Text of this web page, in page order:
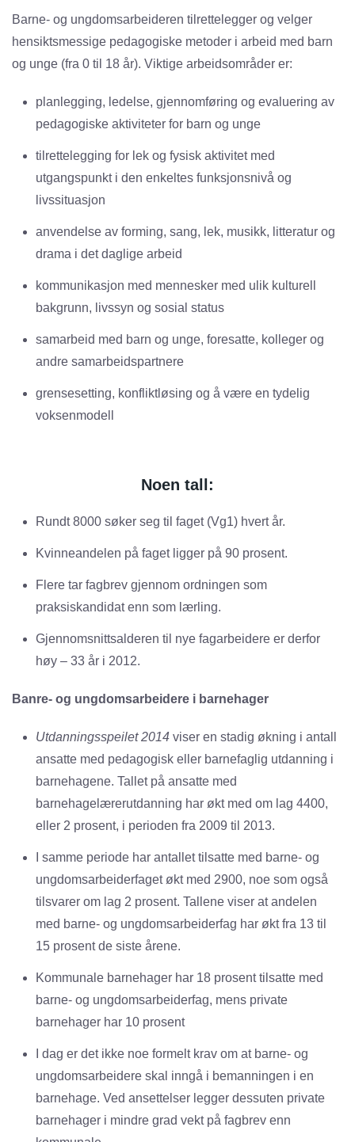
Barne- og ungdomsarbeideren tilrettelegger og velger
hensiktsmessige pedagogiske metoder i arbeid med barn
og unge (fra 0 til 18 år). Viktige arbeidsområder er:
planlegging, ledelse, gjennomføring og evaluering av
pedagogiske aktiviteter for barn og unge
tilrettelegging for lek og fysisk aktivitet med
utgangspunkt i den enkeltes funksjonsnivå og
livssituasjon
anvendelse av forming, sang, lek, musikk, litteratur og
drama i det daglige arbeid
kommunikasjon med mennesker med ulik kulturell
bakgrunn, livssyn og sosial status
samarbeid med barn og unge, foresatte, kolleger og
andre samarbeidspartnere
grensesetting, konfliktløsing og å være en tydelig
voksenmodell
Noen tall:
Rundt 8000 søker seg til faget (Vg1) hvert år.
Kvinneandelen på faget ligger på 90 prosent.
Flere tar fagbrev gjennom ordningen som
praksiskandidat enn som lærling.
Gjennomsnittsalderen til nye fagarbeidere er derfor
høy – 33 år i 2012.
Banre- og ungdomsarbeidere i barnehager
Utdanningsspeilet 2014 viser en stadig økning i antall
ansatte med pedagogisk eller barnefaglig utdanning i
barnehagene. Tallet på ansatte med
barnehagelærerutdanning har økt med om lag 4400,
eller 2 prosent, i perioden fra 2009 til 2013.
I samme periode har antallet tilsatte med barne- og
ungdomsarbeiderfaget økt med 2900, noe som også
tilsvarer om lag 2 prosent. Tallene viser at andelen
med barne- og ungdomsarbeiderfag har økt fra 13 til
15 prosent de siste årene.
Kommunale barnehager har 18 prosent tilsatte med
barne- og ungdomsarbeiderfag, mens private
barnehager har 10 prosent
I dag er det ikke noe formelt krav om at barne- og
ungdomsarbeidere skal inngå i bemanningen i en
barnehage. Ved ansettelser legger dessuten private
barnehager i mindre grad vekt på fagbrev enn